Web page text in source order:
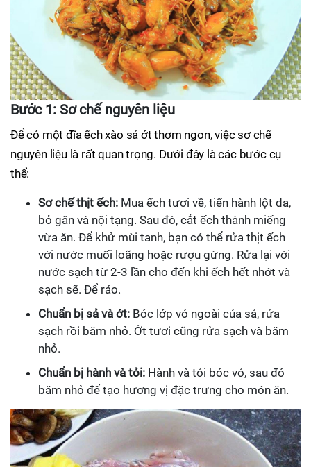
Bước 1: Sơ chế nguyên liệu
Để có một đĩa ếch xào sả ớt thơm ngon, việc sơ chế
nguyên liệu là rất quan trọng. Dưới đây là các bước cụ
thể:
Sơ chế thịt ếch: Mua ếch tươi về, tiến hành lột da,
bỏ gân và nội tạng. Sau đó, cắt ếch thành miếng
vừa ăn. Để khử mùi tanh, bạn có thể rửa thịt ếch
với nước muối loãng hoặc rượu gừng. Rửa lại với
nước sạch từ 2-3 lần cho đến khi ếch hết nhớt và
sạch sẽ. Để ráo.
Chuẩn bị sả và ớt: Bóc lớp vỏ ngoài của sả, rửa
sạch rồi băm nhỏ. Ớt tươi cũng rửa sạch và băm
nhỏ.
Chuẩn bị hành và tỏi: Hành và tỏi bóc vỏ, sau đó
băm nhỏ để tạo hương vị đặc trưng cho món ăn.